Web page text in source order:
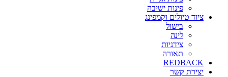
פינות ישיבה
ציוד טיולים וקמפינג
בישול
לינה
צידניות
תאורה
REDBACK
יצירת קשר